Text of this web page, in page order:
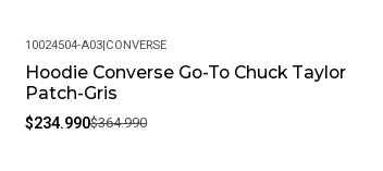
-36%
10024504-A03|CONVERSE
Hoodie Converse Go-To Chuck Taylor
Patch-Gris
$234.990$364.990